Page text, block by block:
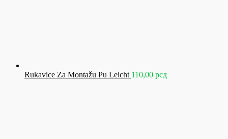
Rukavice Za Montažu Pu Leicht 110,00 рсд